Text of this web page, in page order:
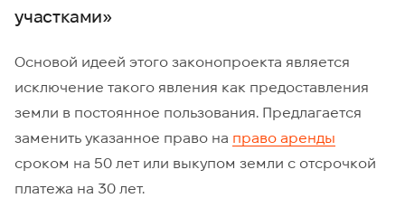
участками»
Основой идеей этого законопроекта является
исключение такого явления как предоставления
земли в постоянное пользования. Предлагается
заменить указанное право на право аренды
сроком на 50 лет или выкупом земли с отсрочкой
платежа на 30 лет.